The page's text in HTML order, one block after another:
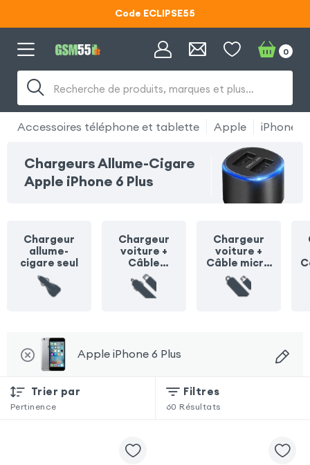
Code ECLIPSE55
Lunettes d'éclipse OFFERTES
Recherche de produits, marques et plus…
0
Accessoires téléphone et tablette Apple iPhone 6
Chargeurs Allume-Cigare
Apple iPhone 6 Plus
Chargeur
allume-
cigare seul
Chargeur
voiture +
Câble
Lightning
Chargeur
voiture +
Câble micro
USB
Apple iPhone 6 Plus
Trier par
Pertinence
Filtres
60 Résultats